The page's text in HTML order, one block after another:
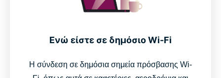
Ενώ είστε σε δημόσιο Wi-Fi
Η σύνδεση σε δημόσια σημεία πρόσβασης Wi-